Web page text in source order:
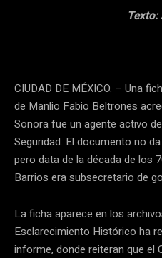
Texto:
CIUDAD DE MÉXICO. – Una
de Manlio Fabio Beltrones
Sonora fue un agente activo
Seguridad. El documento no
pero data de la década de los
Barrios era subsecretario de
La ficha aparece en los
Esclarecimiento Histórico ha
informe, donde reiteran que el